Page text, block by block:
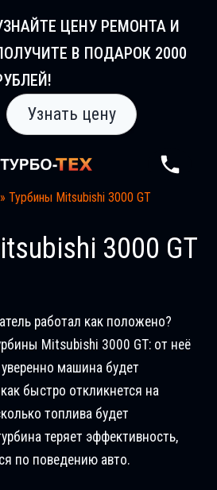
ЦЕНУ РЕМОНТА И
В ПОДАРОК 2000
Узнать цену
» Турбины Mitsubishi 3000 GT
3000 GT
работал как положено?
Mitsubishi 3000 GT: от неё
машина будет
быстро откликнется на
топлива будет
теряет эффективность,
по поведению авто.